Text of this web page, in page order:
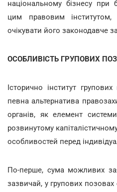
національному бізнесу при
цим правовим інститутом,
очікувати його законодавче
ОСОБЛИВІСТЬ ГРУПОВИХ
Історично інститут
певна альтернатива
органів, як елемент
розвинутому
особливостей перед
По-перше, сума можливих
зазвичай, у групових позовах